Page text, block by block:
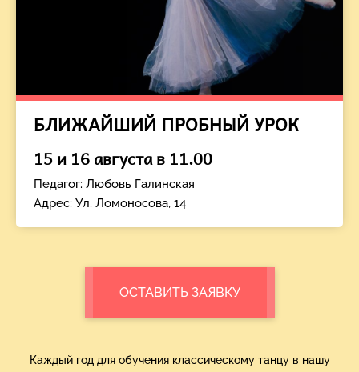
БЛИЖАЙШИЙ ПРОБНЫЙ УРОК
15 и 16 августа в 11.00
Педагог: Любовь Галинская
Адрес: Ул. Ломоносова, 14
ОСТАВИТЬ ЗАЯВКУ
Каждый год для обучения классическому танцу в нашу